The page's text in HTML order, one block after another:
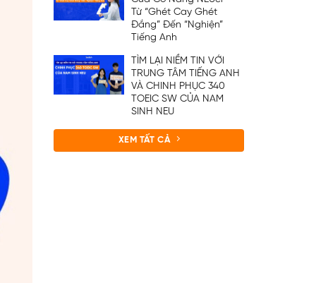
Từ “Ghét Cay Ghét
Đắng” Đến “Nghiện”
Tiếng Anh
TÌM LẠI NIỀM TIN VỚI
TRUNG TÂM TIẾNG ANH
VÀ CHINH PHỤC 340
TOEIC SW CỦA NAM
SINH NEU
XEM TẤT CẢ